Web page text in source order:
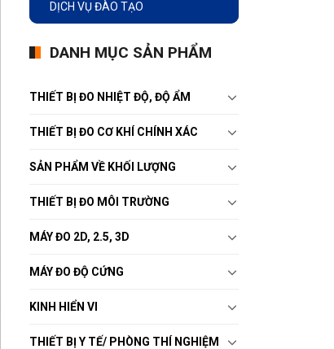
DỊCH VỤ ĐÀO TẠO
DANH MỤC SẢN PHẨM
THIẾT BỊ ĐO NHIỆT ĐỘ, ĐỘ ẨM
THIẾT BỊ ĐO CƠ KHÍ CHÍNH XÁC
SẢN PHẨM VỀ KHỐI LƯỢNG
THIẾT BỊ ĐO MÔI TRƯỜNG
MÁY ĐO 2D, 2.5, 3D
MÁY ĐO ĐỘ CỨNG
KINH HIỂN VI
THIẾT BỊ Y TẾ/ PHÒNG THÍ NGHIỆM